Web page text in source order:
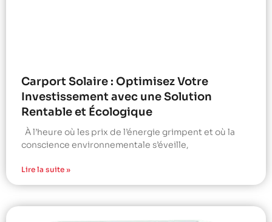
Carport Solaire : Optimisez Votre
Investissement avec une Solution
Rentable et Écologique
À l’heure où les prix de l’énergie grimpent et où la
conscience environnementale s’éveille,
Lire la suite »